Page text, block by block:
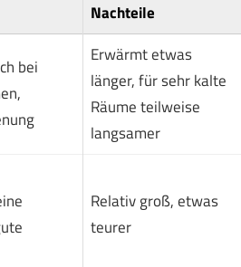
Nachteile
bei
Erwärmt etwas
länger, für sehr kalte
Räume teilweise
langsamer
Relativ groß, etwas
teurer